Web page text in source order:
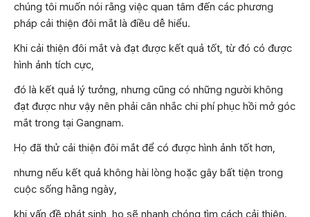
chúng tôi muốn nói rằng việc quan tâm đến các phương
pháp cải thiện đôi mắt là điều dễ hiểu.
Khi cải thiện đôi mắt và đạt được kết quả tốt, từ đó có được
hình ảnh tích cực,
đó là kết quả lý tưởng, nhưng cũng có những người không
đạt được như vậy nên phải cân nhắc chi phí phục hồi mở góc
mắt trong tại Gangnam.
Họ đã thử cải thiện đôi mắt để có được hình ảnh tốt hơn,
nhưng nếu kết quả không hài lòng hoặc gây bất tiện trong
cuộc sống hằng ngày,
khi vấn đề phát sinh, họ sẽ nhanh chóng tìm cách cải thiện.